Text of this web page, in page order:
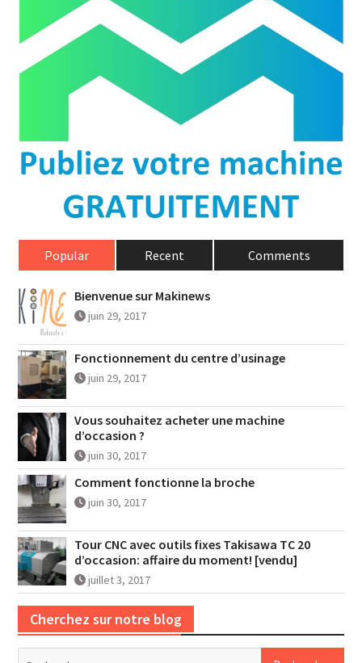
Popular Recent Comments
Bienvenue sur Makinews
juin 29, 2017
Fonctionnement du centre d’usinage
juin 29, 2017
Vous souhaitez acheter une machine
d’occasion ?
juin 30, 2017
Comment fonctionne la broche
juin 30, 2017
Tour CNC avec outils fixes Takisawa TC 20
d’occasion: affaire du moment! [vendu]
juillet 3, 2017
Cherchez sur notre blog